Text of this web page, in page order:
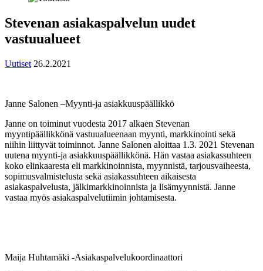
Stevenan asiakaspalvelun uudet
vastuualueet
Uutiset 26.2.2021
Janne Salonen –Myynti-ja asiakkuuspäällikkö
Janne on toiminut vuodesta 2017 alkaen Stevenan
myyntipäällikkönä vastuualueenaan myynti, markkinointi sekä
niihin liittyvät toiminnot. Janne Salonen aloittaa 1.3. 2021 Stevenan
uutena myynti-ja asiakkuuspäällikkönä. Hän vastaa asiakassuhteen
koko elinkaaresta eli markkinoinnista, myynnistä, tarjousvaiheesta,
sopimusvalmistelusta sekä asiakassuhteen aikaisesta
asiakaspalvelusta, jälkimarkkinoinnista ja lisämyynnistä. Janne
vastaa myös asiakaspalvelutiimin johtamisesta.
Maija Huhtamäki -Asiakaspalvelukoordinaattori